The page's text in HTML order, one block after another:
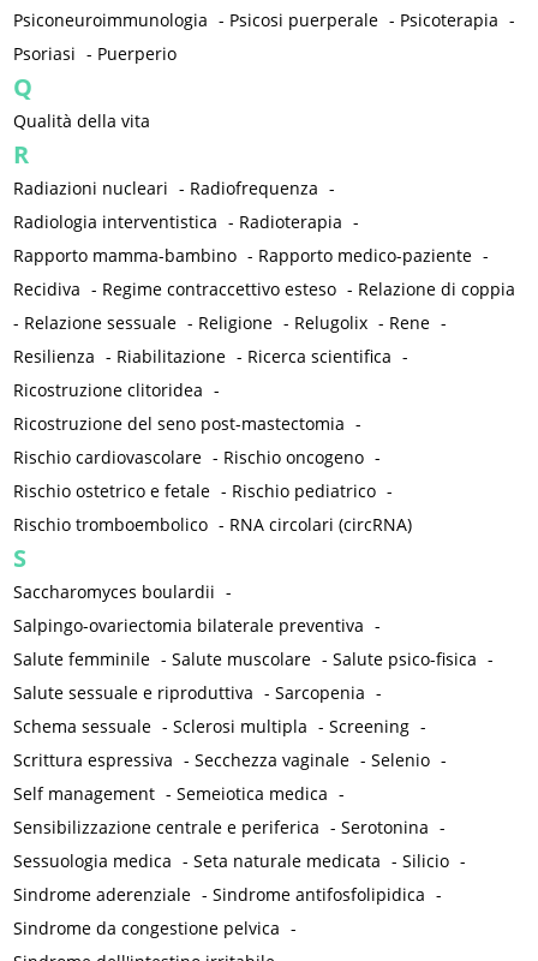
Psiconeuroimmunologia - Psicosi puerperale - Psicoterapia -
Psoriasi - Puerperio
Q
Qualità della vita
R
Radiazioni nucleari - Radiofrequenza -
Radiologia interventistica - Radioterapia -
Rapporto mamma-bambino - Rapporto medico-paziente -
Recidiva - Regime contraccettivo esteso - Relazione di coppia
- Relazione sessuale - Religione - Relugolix - Rene -
Resilienza - Riabilitazione - Ricerca scientifica -
Ricostruzione clitoridea -
Ricostruzione del seno post-mastectomia -
Rischio cardiovascolare - Rischio oncogeno -
Rischio ostetrico e fetale - Rischio pediatrico -
Rischio tromboembolico - RNA circolari (circRNA)
S
Saccharomyces boulardii -
Salpingo-ovariectomia bilaterale preventiva -
Salute femminile -Salute muscolare -Salute psico-fisica -
Salute sessuale e riproduttiva -Sarcopenia -
Schema sessuale -Sclerosi multipla -Screening -
Scrittura espressiva -Secchezza vaginale -Selenio -
Self management -Semeiotica medica -
Sensibilizzazione centrale e periferica -Serotonina -
Sessuologia medica -Seta naturale medicata -Silicio -
Sindrome aderenziale -Sindrome antifosfolipidica -
Sindrome da congestione pelvica -